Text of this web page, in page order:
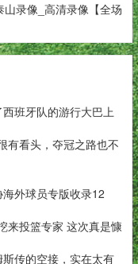
录像_高清录像【全场
班牙队的游行大巴上
有看头，夺冠之路也不
外球员专版收录12
来投篮专家 这次真是慷
传的空接，实在太有